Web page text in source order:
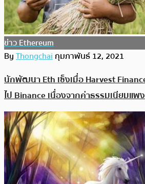
ข่าว Ethereum
ByThongchaiกุมภาพันธ์ 12, 2021
นักพัฒนา Eth เซ็งเมื่อ Harvest
ไป Binance เนื่องจากค่าธรรมเนียมแพง